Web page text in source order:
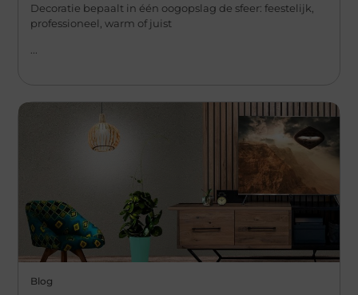
Decoratie bepaalt in één oogopslag de sfeer: feestelijk,
professioneel, warm of juist
Blog